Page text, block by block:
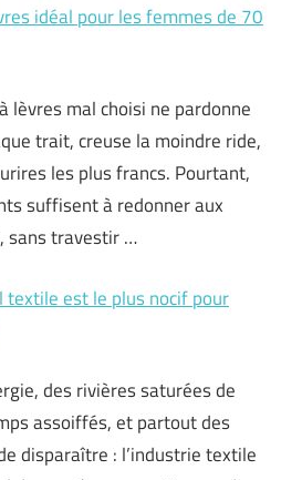
idéal pour les femmes de 70
lèvres mal choisi ne pardonne
trait, creuse la moindre ride,
les plus francs. Pourtant,
suffisent à redonner aux
sans travestir …
textile est le plus nocif pour
des rivières saturées de
assoiffés, et partout des
disparaître : l’industrie textile